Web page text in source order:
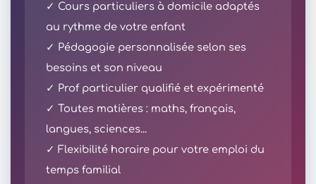
✓ Cours particuliers à domicile adaptés
au rythme de votre enfant
✓ Pédagogie personnalisée selon ses
besoins et son niveau
✓ Prof particulier qualifié et expérimenté
✓ Toutes matières : maths, français,
langues, sciences...
✓ Flexibilité horaire pour votre emploi du
temps familial